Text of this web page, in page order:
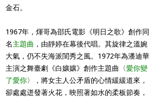
金石。
1967年，煇哥為邵氏電影《明日之歌》創作同
名主題曲 ，由靜婷在幕後代唱。其旋律之溫婉
大氣，仍不失海派閨秀之風。1972年為潘迪華
主演之舞臺劇《白孃孃》創作主題曲〈愛你變
了愛你〉，將女主人公矛盾的心情緩緩道來，
卻處處迸發著火花，映照著如水的柔板節奏，